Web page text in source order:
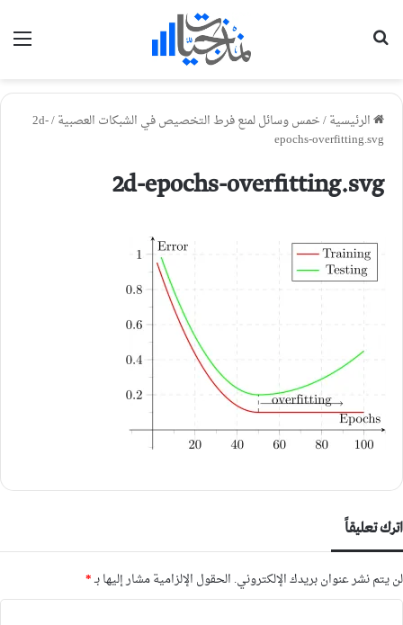
الرئيسية/خمس وسائل لمنع فرط التخصيص في الشبكات العصبية/
2d-
epochs-overfitting.svg
2d-epochs-overfitting.svg
اترك تعليقاً
لن يتم نشر عنوان بريدك الإلكتروني. الحقول الإلزامية مشار إليها بـ*